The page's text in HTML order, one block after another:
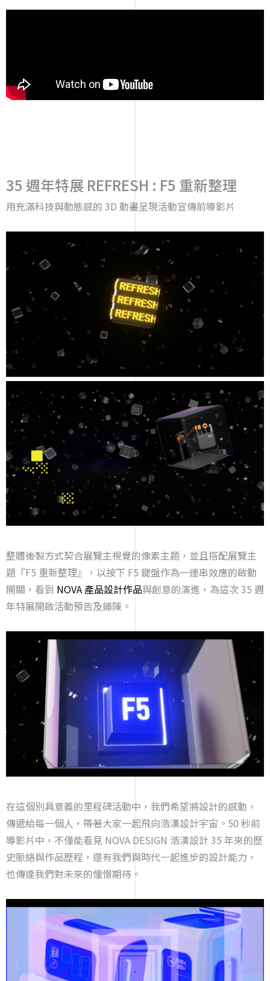
35 週年特展 REFRESH : F5 重新整理
用充滿科技與動態感的 3D 動畫呈現活動宣傳前導影片
整體後製方式契合展覽主視覺的像素主題，並且搭配展覽主
題『F5 重新整理』，以按下 F5 鍵盤作為一連串效應的啟動
開關，看到 NOVA 產品設計作品與創意的演進，為這次 35 週
年特展開啟活動預告及鋪陳。
在這個別具意義的里程碑活動中，我們希望將設計的感動，
傳遞給每一個人，帶著大家一起飛向浩漢設計宇宙。50 秒前
導影片中，不僅能看見 NOVA DESIGN 浩漢設計 35 年來的歷
史脈絡與作品歷程，還有我們與時代一起進步的設計能力，
也傳達我們對未來的憧憬期待。